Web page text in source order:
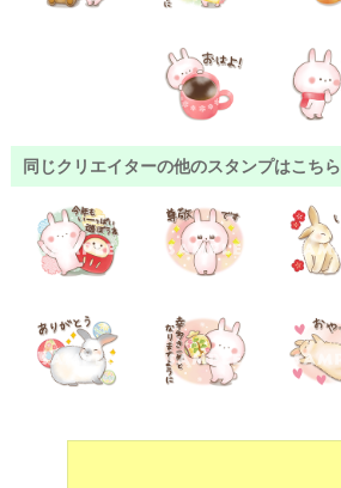
同じクリエイターの他のスタンプはこちら